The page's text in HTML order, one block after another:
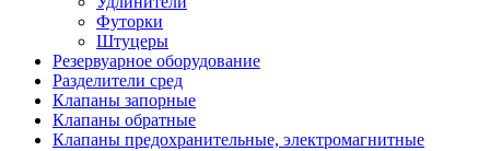
Футорки
Штуцеры
Резервуарное оборудование
Разделители сред
Клапаны запорные
Клапаны обратные
Клапаны предохранительные, электромагнитные